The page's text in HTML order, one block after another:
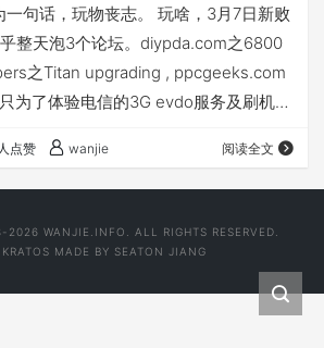
句话，玩物丧志。 玩啥，3月7日新败
整天泡3个论坛。diypda.com之6800
之Titan upgrading , ppcgeeks.com
为了体验电信的3G evdo服务及刷机冒
点赞 wanjie 阅读全文
WANJIE.INFO. ALL RIGHTS RESERVED.
KRATOS MADE BY SEATON JIANG